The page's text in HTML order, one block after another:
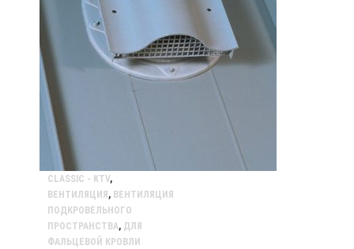
CLASSIC - KTV,
ВЕНТИЛЯЦИЯ, ВЕНТИЛЯЦИЯ
ПОДКРОВЕЛЬНОГО
ПРОСТРАНСТВА, ДЛЯ
ФАЛЬЦЕВОЙ КРОВЛИ